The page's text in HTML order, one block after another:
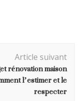
Article suivant
rénovation maison
l’estimer et le
respecter